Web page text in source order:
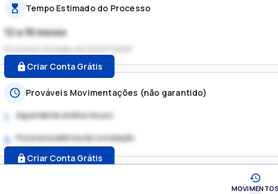
Tempo Estimado do Processo
12 a 18 meses
Processo iniciado em
Criar Conta Grátis
Prováveis Movimentações (não garantido)
1. Aguardando análise do juiz
2. Possível audiência de conciliação
Criar Conta Grátis
MOVIMENTOS